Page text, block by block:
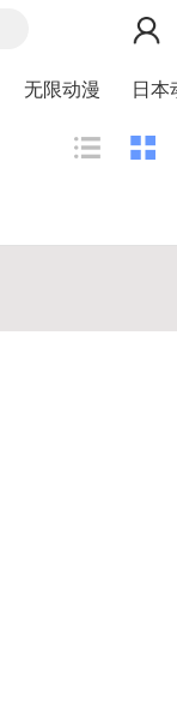
无限动漫 日本